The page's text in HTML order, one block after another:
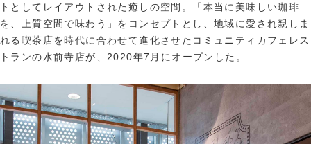
トとしてレイアウトされた癒しの空間。「本当に美味しい珈琲
を、上質空間で味わう」をコンセプトとし、地域に愛され親しま
れる喫茶店を時代に合わせて進化させたコミュニティカフェレス
トランの水前寺店が、2020年7月にオープンした。